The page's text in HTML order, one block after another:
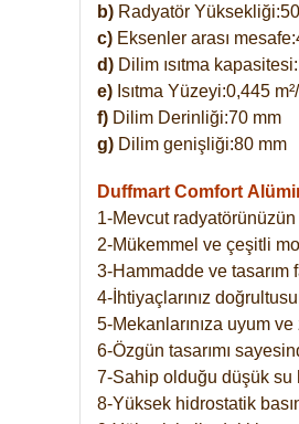
b) Radyatör
c) Eksenler arası
d) Dilim ısıtma
e) Isıtma Yüzeyi:0,445
f) Dilim Derinliği:70 mm
g) Dilim genişliği:80 mm
Duffmart Comfort
1-Mevcut
2-Mükemmel ve çeşitli
3-Hammadde ve tasarım
4-İhtiyaçlarınız
5-Mekanlarınıza uyum
6-Özgün tasarımı
7-Sahip olduğu düşük su
8-Yüksek hidrostatik